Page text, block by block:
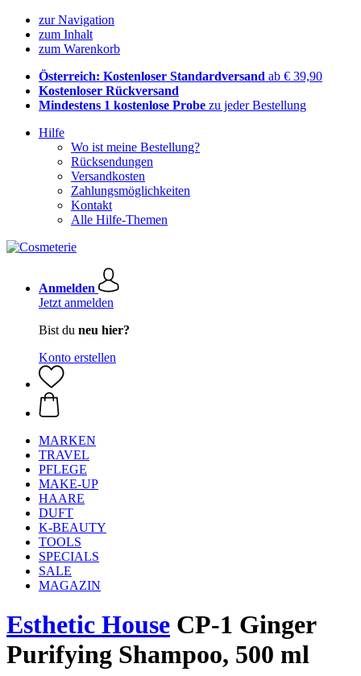
zur Navigation
zum Inhalt
zum Warenkorb
Österreich: Kostenloser Standardversand ab € 39,90
Kostenloser Rückversand
Mindestens 1 kostenlose Probe zu jeder Bestellung
Hilfe
Wo ist meine Bestellung?
Rücksendungen
Versandkosten
Zahlungsmöglichkeiten
Kontakt
Alle Hilfe-Themen
Anmelden
Jetzt anmelden
Bist du neu hier?
Konto erstellen
MARKEN
TRAVEL
PFLEGE
MAKE-UP
HAARE
DUFT
K-BEAUTY
TOOLS
SPECIALS
SALE
MAGAZIN
Esthetic House CP-1 Ginger
Purifying Shampoo, 500 ml